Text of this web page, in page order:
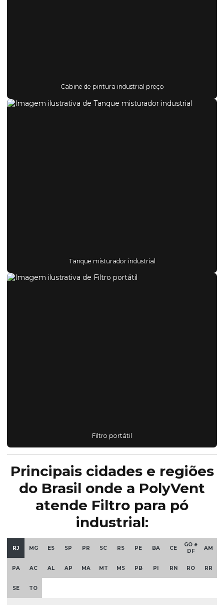
Cabine de pintura industrial preço
Tanque misturador industrial
Filtro portátil
Principais cidades e regiões
do Brasil onde a PolyVent
atende Filtro para pó
industrial:
RJ MG ES SP PR SC RS PE BA CE
GO e
DF
AM
PA AC AL AP MA MT MS PB PI RN RO RR
SE TO